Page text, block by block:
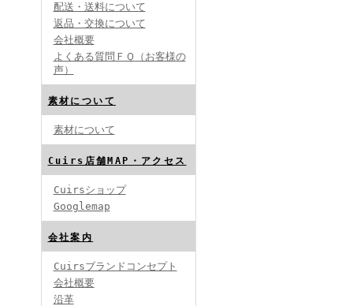
配送・送料について
返品・交換について
会社概要
よくある質問ＦＱ（お客様の
声）
素材について
素材について
Cuirs店舗MAP・アクセス
Cuirsショップ
Googlemap
会社案内
Cuirsブランドコンセプト
会社概要
沿革